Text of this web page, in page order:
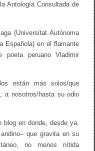
Antología Consultada de
(Universitat Autònoma
Española) en el flamante
peruano Vladimir
están más solos/que
a nosotros/hasta su odio
blog en donde, desde ya,
que gravita en su
no menos nítida